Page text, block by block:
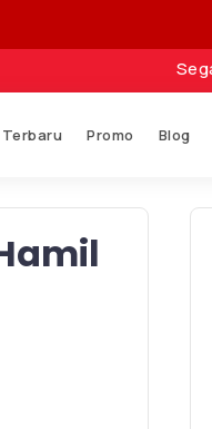
Segala
Promo Blog